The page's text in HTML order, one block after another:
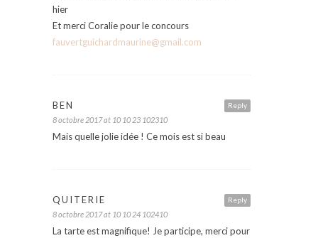
hier
Et merci Coralie pour le concours
fauvertguichardmaurine@gmail.com
Reply
BEN
8 octobre 2017 at 10 10 23 102310
Mais quelle jolie idée ! Ce mois est si beau
Reply
QUITERIE
8 octobre 2017 at 10 10 24 102410
La tarte est magnifique! Je participe, merci pour